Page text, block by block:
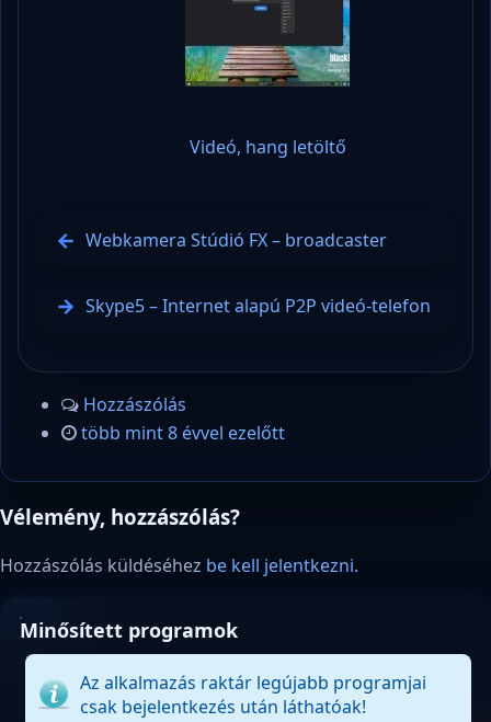
Videó, hang letöltő
Webkamera Stúdió FX – broadcaster
Skype5 – Internet alapú P2P videó-telefon
Hozzászólás
több mint 8 évvel ezelőtt
Vélemény, hozzászólás?
Hozzászólás küldéséhez be kell jelentkezni.
Minősített programok
Az alkalmazás raktár legújabb programjai
csak bejelentkezés után láthatóak!